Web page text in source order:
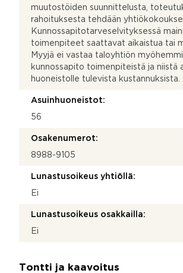
muutostöiden suunnittelusta,
rahoituksesta tehdään
Kunnossapitotarveselvityksessä
toimenpiteet saattavat aikaistua tai
Myyjä ei vastaa taloyhtiön
kunnossapito toimenpiteistä ja niistä
huoneistolle tulevista kustannuksista.
Asuinhuoneistot:
56
Osakenumerot:
8988-9105
Lunastusoikeus yhtiöllä:
Ei
Lunastusoikeus osakkailla:
Ei
Tontti ja kaavoitus